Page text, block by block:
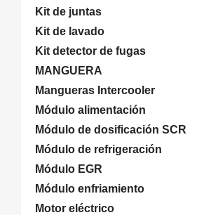
Kit de juntas
Kit de lavado
Kit detector de fugas
MANGUERA
Mangueras Intercooler
Módulo alimentación
Módulo de dosificación SCR
Módulo de refrigeración
Módulo EGR
Módulo enfriamiento
Motor eléctrico